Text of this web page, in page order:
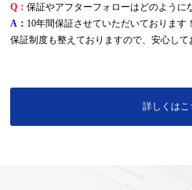
Q： 保証やアフターフォローはどのように
A： 10年間保証させていただいております！
保証制度も整えておりますので、安心して
詳しくはこ